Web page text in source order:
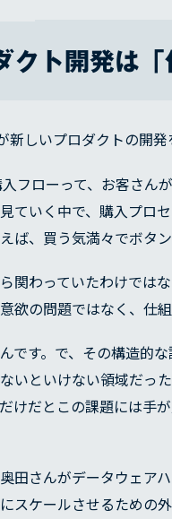
クト開発は
新しいプロダクトの開発
入フローって、お客さん
ていく中で、購入プロ
ば、買う気満々でボタ
関わっていたわけでは
欲の問題ではなく、仕
です。で、その構造的
いといけない領域だっ
けだとこの課題には手
田さんがデータウェア
スケールさせるための